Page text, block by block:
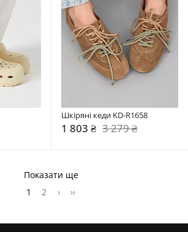
Шкіряні кеди KD-R1658
1 803 ₴ 3 279 ₴
Показати ще
1
2 › ››